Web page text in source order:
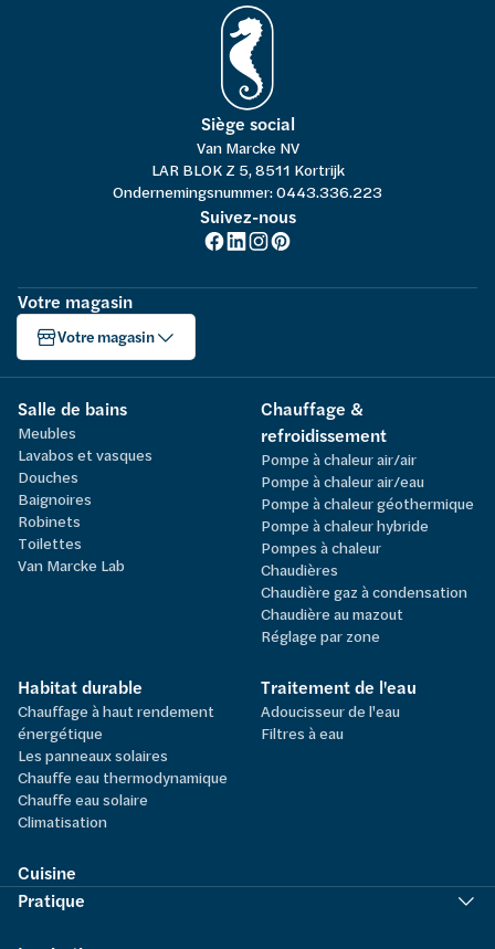
Siège social
Van Marcke NV
LAR BLOK Z 5, 8511 Kortrijk
Ondernemingsnummer: 0443.336.223
Suivez-nous
Votre magasin
Votre magasin
Salle de bains
Meubles
Lavabos et vasques
Douches
Baignoires
Robinets
Toilettes
Van Marcke Lab
Chauffage &
refroidissement
Pompe à chaleur air/air
Pompe à chaleur air/eau
Pompe à chaleur géothermique
Pompe à chaleur hybride
Pompes à chaleur
Chaudières
Chaudière gaz à condensation
Chaudière au mazout
Réglage par zone
Habitat durable
Chauffage à haut rendement
énergétique
Les panneaux solaires
Chauffe eau thermodynamique
Chauffe eau solaire
Climatisation
Traitement de l'eau
Adoucisseur de l'eau
Filtres à eau
Cuisine
Pratique